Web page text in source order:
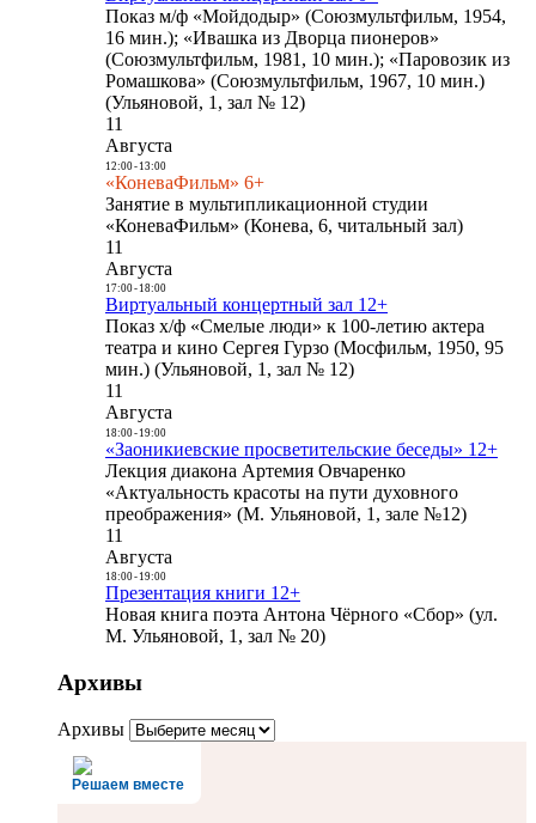
Показ м/ф «Мойдодыр» (Союзмультфильм, 1954,
16 мин.); «Ивашка из Дворца пионеров»
(Союзмультфильм, 1981, 10 мин.); «Паровозик из
Ромашкова» (Союзмультфильм, 1967, 10 мин.)
(Ульяновой, 1, зал № 12)
11
Августа
12:00- 13:00
«КоневаФильм» 6+
Занятие в мультипликационной студии
«КоневаФильм» (Конева, 6, читальный зал)
11
Августа
17:00- 18:00
Виртуальный концертный зал 12+
Показ х/ф «Смелые люди» к 100-летию актера
театра и кино Сергея Гурзо (Мосфильм, 1950, 95
мин.) (Ульяновой, 1, зал № 12)
11
Августа
18:00- 19:00
«Заоникиевские просветительские беседы» 12+
Лекция диакона Артемия Овчаренко
«Актуальность красоты на пути духовного
преображения» (М. Ульяновой, 1, зале №12)
11
Августа
18:00- 19:00
Презентация книги 12+
Новая книга поэта Антона Чёрного «Сбор» (ул.
М. Ульяновой, 1, зал № 20)
Архивы
Архивы
Решаем вместе